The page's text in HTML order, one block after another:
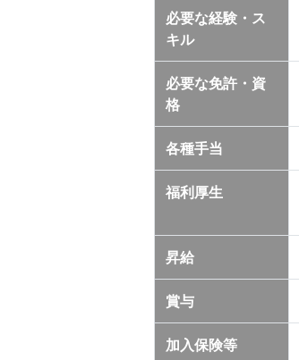
必要な経験・ス
キル
必要な免許・資
格
各種手当
福利厚生
昇給
賞与
加入保険等